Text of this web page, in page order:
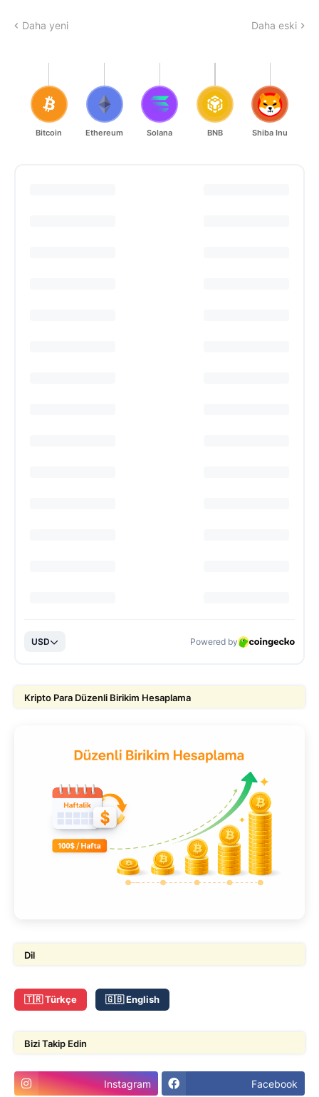
Daha yeni Daha eski
Bitcoin Ethereum Solana BNB Shiba Inu
Kripto Para Düzenli Birikim Hesaplama
Dil
🇹🇷 Türkçe 🇬🇧 English
Bizi Takip Edin
Instagram Facebook